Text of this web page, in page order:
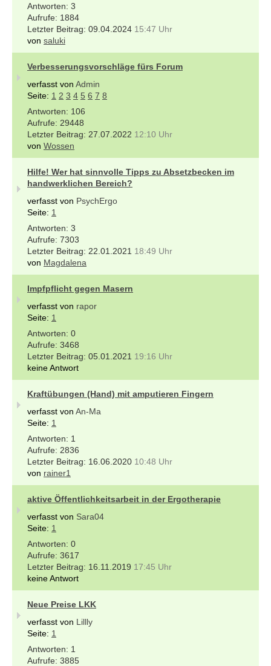
3
1884
09.04.2024 15:47 Uhr
von saluki
Verbesserungsvorschläge fürs Forum
verfasst von Admin
Seite: 1 2 3 4 5 6 7 8
106
29448
27.07.2022 12:10 Uhr
von Wossen
Hilfe! Wer hat sinnvolle Tipps zu Absetzbecken im
handwerklichen Bereich?
verfasst von PsychErgo
Seite: 1
3
7303
22.01.2021 18:49 Uhr
von Magdalena
Impfpflicht gegen Masern
verfasst von rapor
Seite: 1
0
3468
05.01.2021 19:16 Uhr
keine Antwort
Kraftübungen (Hand) mit amputieren Fingern
verfasst von An-Ma
Seite: 1
1
2836
16.06.2020 10:48 Uhr
von rainer1
aktive Öffentlichkeitsarbeit in der Ergotherapie
verfasst von Sara04
Seite: 1
0
3617
16.11.2019 17:45 Uhr
keine Antwort
Neue Preise LKK
verfasst von Lillly
Seite: 1
1
3885